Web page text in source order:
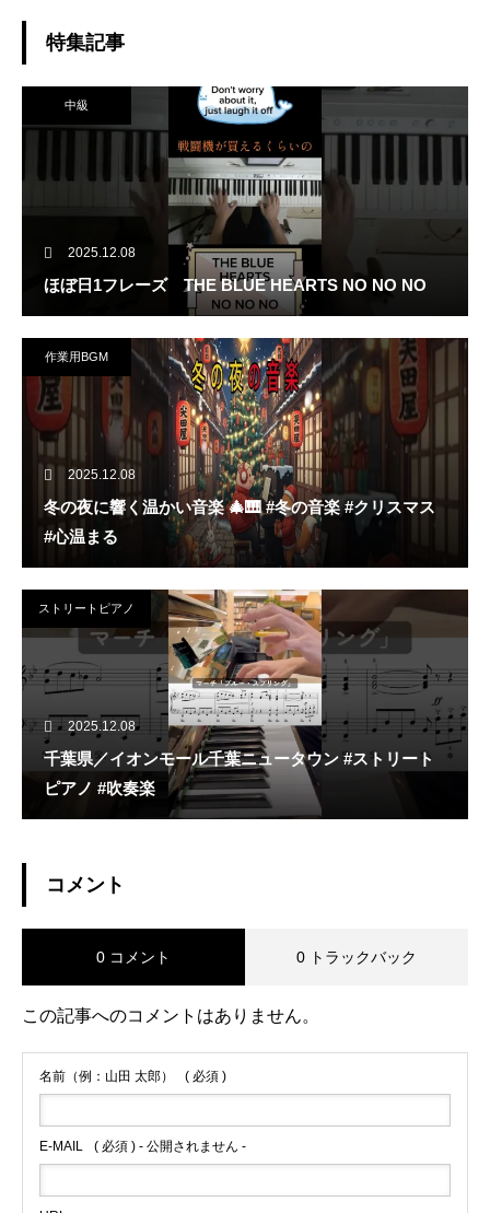
特集記事
中級
2025.12.08
ほぼ日1フレーズ THE BLUE HEARTS NO NO NO
作業用BGM
2025.12.08
冬の夜に響く温かい音楽 🎄🎹 #冬の音楽 #クリスマス
#心温まる
ストリートピアノ
2025.12.08
千葉県／イオンモール千葉ニュータウン #ストリート
ピアノ #吹奏楽
コメント
0 コメント 0 トラックバック
この記事へのコメントはありません。
名前（例：山田 太郎） ( 必須 )
E-MAIL ( 必須 ) - 公開されません -